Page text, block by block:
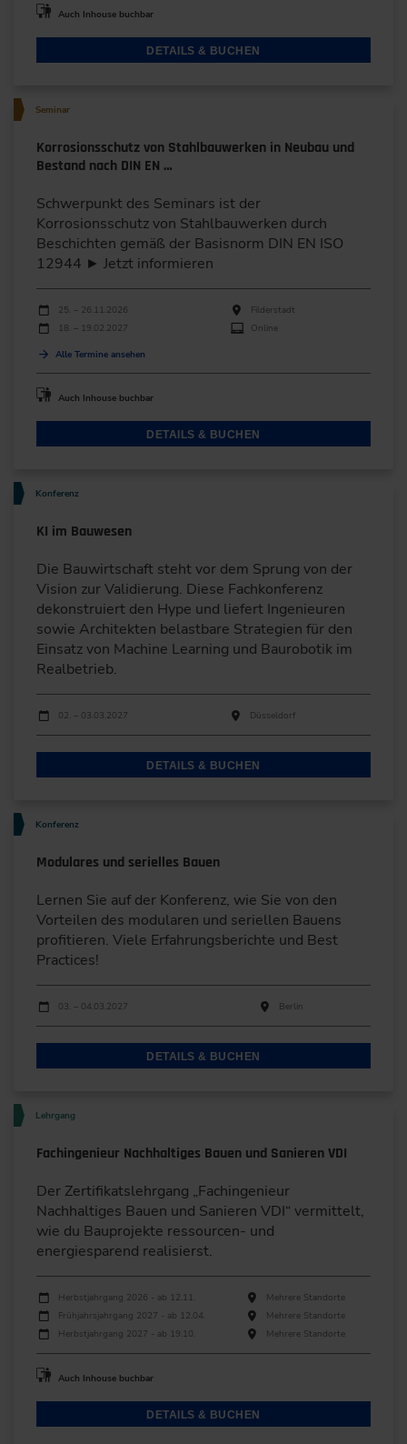
Auch Inhouse buchbar
DETAILS & BUCHEN
Seminar
Korrosionsschutz von Stahlbauwerken in Neubau und
Bestand nach DIN EN …
Schwerpunkt des Seminars ist der
Korrosionsschutz von Stahlbauwerken durch
Beschichten gemäß der Basisnorm DIN EN ISO
12944 ► Jetzt informieren
Durchführungen
Veranstaltungsdatum
25. – 26.11.2026
Filderstadt
18. – 19.02.2027
Online
Alle Termine ansehen
Auch Inhouse buchbar
DETAILS & BUCHEN
Konferenz
KI im Bauwesen
Die Bauwirtschaft steht vor dem Sprung von der
Vision zur Validierung. Diese Fachkonferenz
dekonstruiert den Hype und liefert Ingenieuren
sowie Architekten belastbare Strategien für den
Einsatz von Machine Learning und Baurobotik im
Realbetrieb.
Durchführungen
Veranstaltungsdatum
02. – 03.03.2027 Düsseldorf
DETAILS & BUCHEN
Konferenz
Modulares und serielles Bauen
Lernen Sie auf der Konferenz, wie Sie von den
Vorteilen des modularen und seriellen Bauens
profitieren. Viele Erfahrungsberichte und Best
Practices!
Durchführungen
Veranstaltungsdatum
03. – 04.03.2027 Berlin
DETAILS & BUCHEN
Lehrgang
Fachingenieur Nachhaltiges Bauen und Sanieren VDI
Der Zertifikatslehrgang „Fachingenieur
Nachhaltiges Bauen und Sanieren VDI“ vermittelt,
wie du Bauprojekte ressourcen- und
energiesparend realisierst.
Durchführungen
Veranstaltungsdatum Veranstaltungsort
Herbstjahrgang 2026 - ab 12.11.
Mehrere Standorte
Frühjahrsjahrgang 2027 - ab 12.04.
Mehrere Standorte
Herbstjahrgang 2027 - ab 19.10.
Mehrere Standorte
Auch Inhouse buchbar
DETAILS & BUCHEN